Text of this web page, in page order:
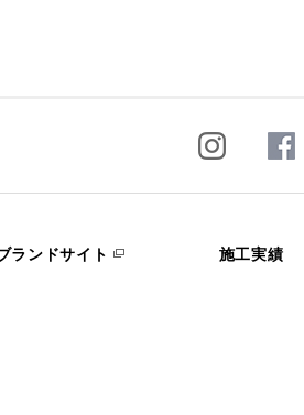
ランドサイト 施工実績